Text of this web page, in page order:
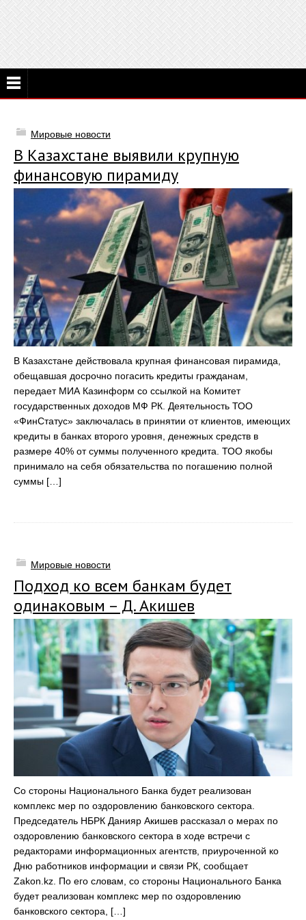
Мировые новости
В Казахстане выявили крупную
финансовую пирамиду
В Казахстане действовала крупная финансовая пирамида,
обещавшая досрочно погасить кредиты гражданам,
передает МИА Казинформ со ссылкой на Комитет
государственных доходов МФ РК. Деятельность ТОО
«ФинСтатус» заключалась в принятии от клиентов, имеющих
кредиты в банках второго уровня, денежных средств в
размере 40% от суммы полученного кредита. ТОО якобы
принимало на себя обязательства по погашению полной
суммы […]
Мировые новости
Подход ко всем банкам будет
одинаковым – Д. Акишев
Со стороны Национального Банка будет реализован
комплекс мер по оздоровлению банковского сектора.
Председатель НБРК Данияр Акишев рассказал о мерах по
оздоровлению банковского сектора в ходе встречи с
редакторами информационных агентств, приуроченной ко
Дню работников информации и связи РК, сообщает
Zakon.kz. По его словам, со стороны Национального Банка
будет реализован комплекс мер по оздоровлению
банковского сектора, […]